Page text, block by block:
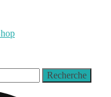
Recherche